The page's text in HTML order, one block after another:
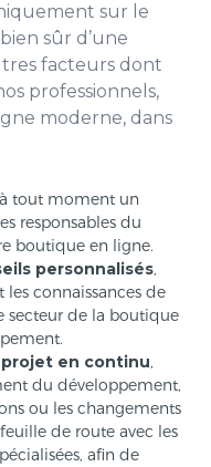
sur le
sûr d’une
facteurs dont
professionnels,
moderne, dans
à tout moment un
responsables du
boutique en ligne.
personnalisés,
les connaissances de
secteur de la boutique
projet en continu,
du développement,
ou les changements
de route avec les
afin de